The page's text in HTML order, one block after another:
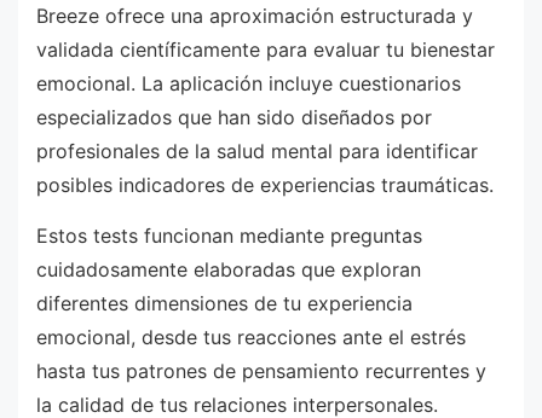
Breeze ofrece una aproximación estructurada y
validada científicamente para evaluar tu bienestar
emocional. La aplicación incluye cuestionarios
especializados que han sido diseñados por
profesionales de la salud mental para identificar
posibles indicadores de experiencias traumáticas.
Estos tests funcionan mediante preguntas
cuidadosamente elaboradas que exploran
diferentes dimensiones de tu experiencia
emocional, desde tus reacciones ante el estrés
hasta tus patrones de pensamiento recurrentes y
la calidad de tus relaciones interpersonales.